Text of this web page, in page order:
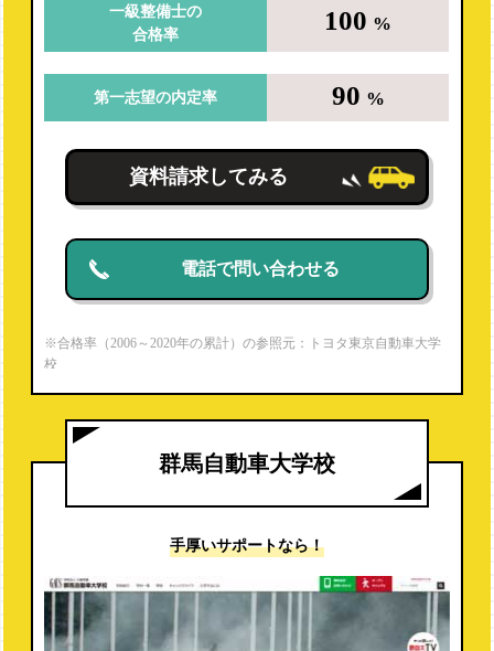
一級整備士の
合格率
100 %
第一志望の内定率 90 %
資料請求してみる
電話で問い合わせる
※合格率（2006～2020年の累計）の参照元：トヨタ東京自動車大学
校
群馬自動車大学校
手厚いサポートなら！